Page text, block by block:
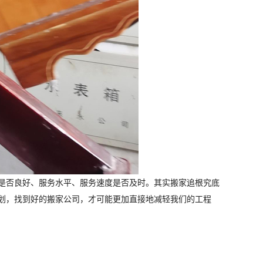
良好、服务水平、服务速度是否及时。其实搬家追根究底
找到好的搬家公司，才可能更加直接地减轻我们的工程